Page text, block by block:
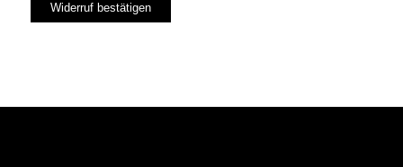
Widerruf bestätigen